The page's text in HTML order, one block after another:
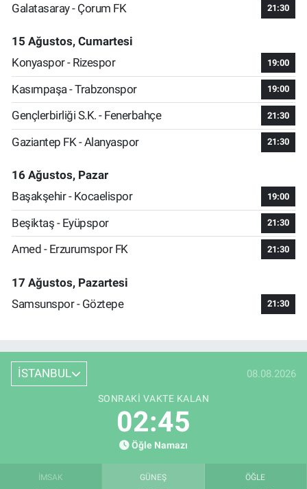
Galatasaray - Çorum FK
21:30
15 Ağustos, Cumartesi
Konyaspor - Rizespor
19:00
Kasımpaşa - Trabzonspor 19:00
Gençlerbirliği S.K. - Fenerbahçe 21:30
Gaziantep FK - Alanyaspor 21:30
16 Ağustos, Pazar
Başakşehir - Kocaelispor
19:00
Beşiktaş - Eyüpspor 21:30
Amed - Erzurumspor FK 21:30
17 Ağustos, Pazartesi
Samsunspor - Göztepe
21:30
İSTANBUL 08.08.2026
SONRAKI VAKTE KALAN
02:45
Öğle Namazı
İMSAK GÜNEŞ ÖĞLE